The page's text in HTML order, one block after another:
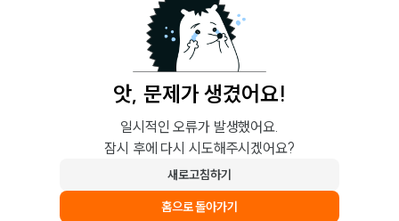
앗, 문제가 생겼어요!
일시적인 오류가 발생했어요.
잠시 후에 다시 시도해주시겠어요?
새로고침하기
홈으로 돌아가기